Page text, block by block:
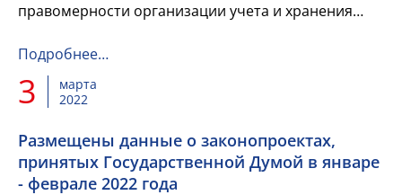
правомерности организации учета и хранения
соответствии с п.4 ст.242.2 Бюджетно...
Подробнее…
3
марта
2022
Размещены данные о законопроектах,
принятых Государственной Думой в январе
- феврале 2022 года